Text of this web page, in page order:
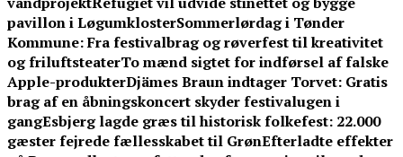
pavillon i LøgumklosterSommerlørdag i Tønder
Kommune: Fra festivalbrag og røverfest til kreativitet
og friluftsteaterTo mænd sigtet for indførsel af falske
Apple-produkterDjämes Braun indtager Torvet: Gratis
brag af en åbningskoncert skyder festivalugen i
gangEsbjerg lagde græs til historisk folkefest: 22.000
gæster fejrede fællesskabet til GrønEfterladte effekter